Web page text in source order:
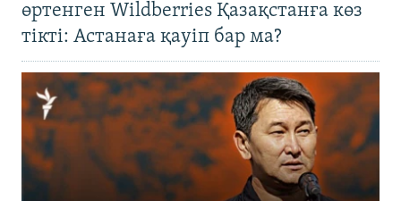
өртенген Wildberries Қазақстанға көз
тікті: Астанаға қауіп бар ма?